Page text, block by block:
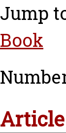
Jump
Book
Article